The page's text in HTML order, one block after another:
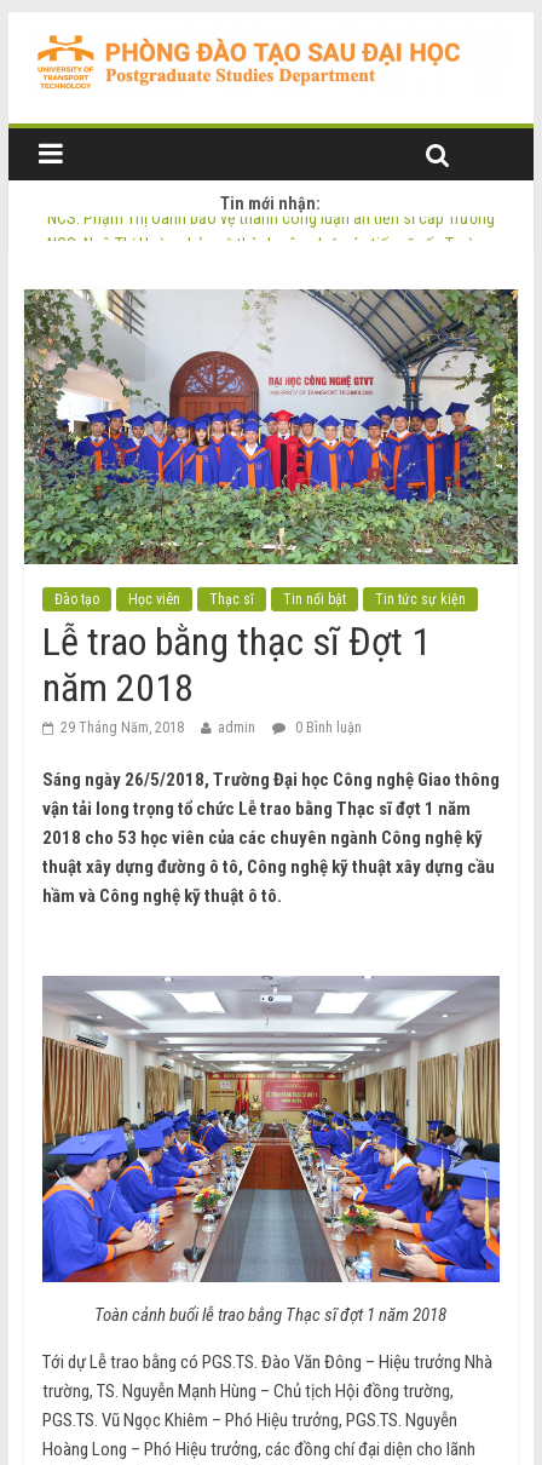
Tin mới nhận:
NCS. Phạm Thị Oanh bảo vệ thành công luận án tiến sĩ cấp Trường
Thông tin luận án tiến sĩ của NCS. Phạm Thị Oanh
Thông tin luận án tiến sĩ của NCS. Ngô Thị Hường
Đào tạo Học viên Thạc sĩ Tin nổi bật Tin tức sự kiện
Lễ trao bằng thạc sĩ Đợt 1
năm 2018
29 Tháng Năm, 2018 admin 0 Bình luận
Sáng ngày 26/5/2018, Trường Đại học Công nghệ Giao thông
vận tải long trọng tổ chức Lễ trao bằng Thạc sĩ đợt 1 năm
2018 cho 53 học viên của các chuyên ngành Công nghệ kỹ
thuật xây dựng đường ô tô, Công nghệ kỹ thuật xây dựng cầu
hầm và Công nghệ kỹ thuật ô tô.
Toàn cảnh buổi lễ trao bằng Thạc sĩ đợt 1 năm 2018
Tới dự Lễ trao bằng có PGS.TS. Đào Văn Đông – Hiệu trưởng Nhà
trường, TS. Nguyễn Mạnh Hùng – Chủ tịch Hội đồng trường,
PGS.TS. Vũ Ngọc Khiêm – Phó Hiệu trưởng, PGS.TS. Nguyễn
Hoàng Long – Phó Hiệu trưởng, các đồng chí đại diện cho lãnh